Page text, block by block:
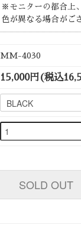
※モニターの都合上
色が異なる場合がご
MM-4030
15,000円(税込
SOLD OUT